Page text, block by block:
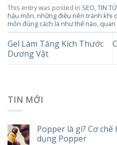
This entry was posted in SEO,TIN
hậu môn, những điều nên tránh khi
môn đúng cách là như thế nào,
Gel Làm Tăng Kích Thước
Dương Vật
TIN MỚI
Popper là gì? Cơ
dụng Popper